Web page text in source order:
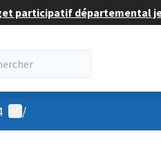
participatif départemental
Menu utilisateur
/